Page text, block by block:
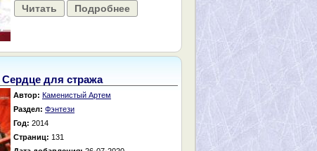
Читать Подробнее
Сердце для стража
Автор: Каменистый Артем
Раздел: Фэнтези
Год: 2014
Страниц: 131